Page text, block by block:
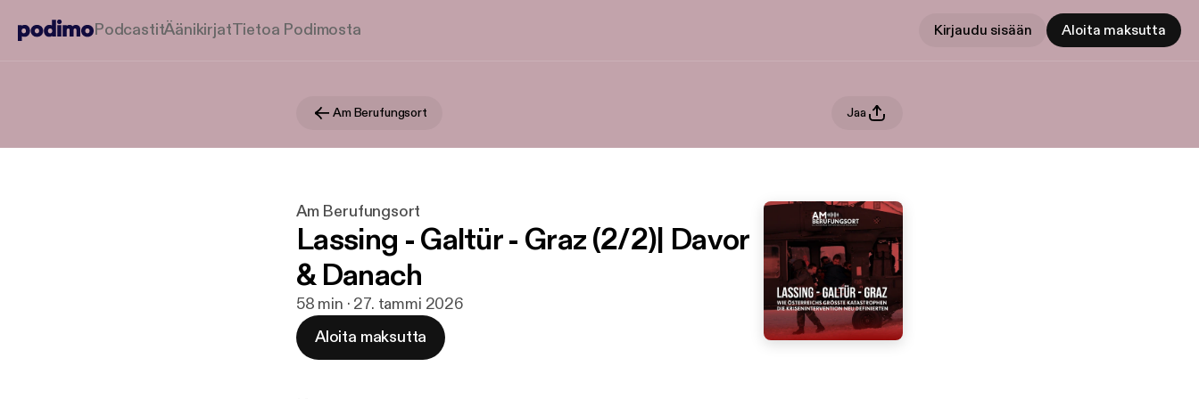
PodcastitÄänikirjatTietoa Podimosta Kirjaudu sisään Aloita maksutta
Am Berufungsort Jaa
Am Berufungsort
Lassing - Galtür - Graz (2/2)| Davor
& Danach
58 min · 27. tammi 2026
Aloita maksutta